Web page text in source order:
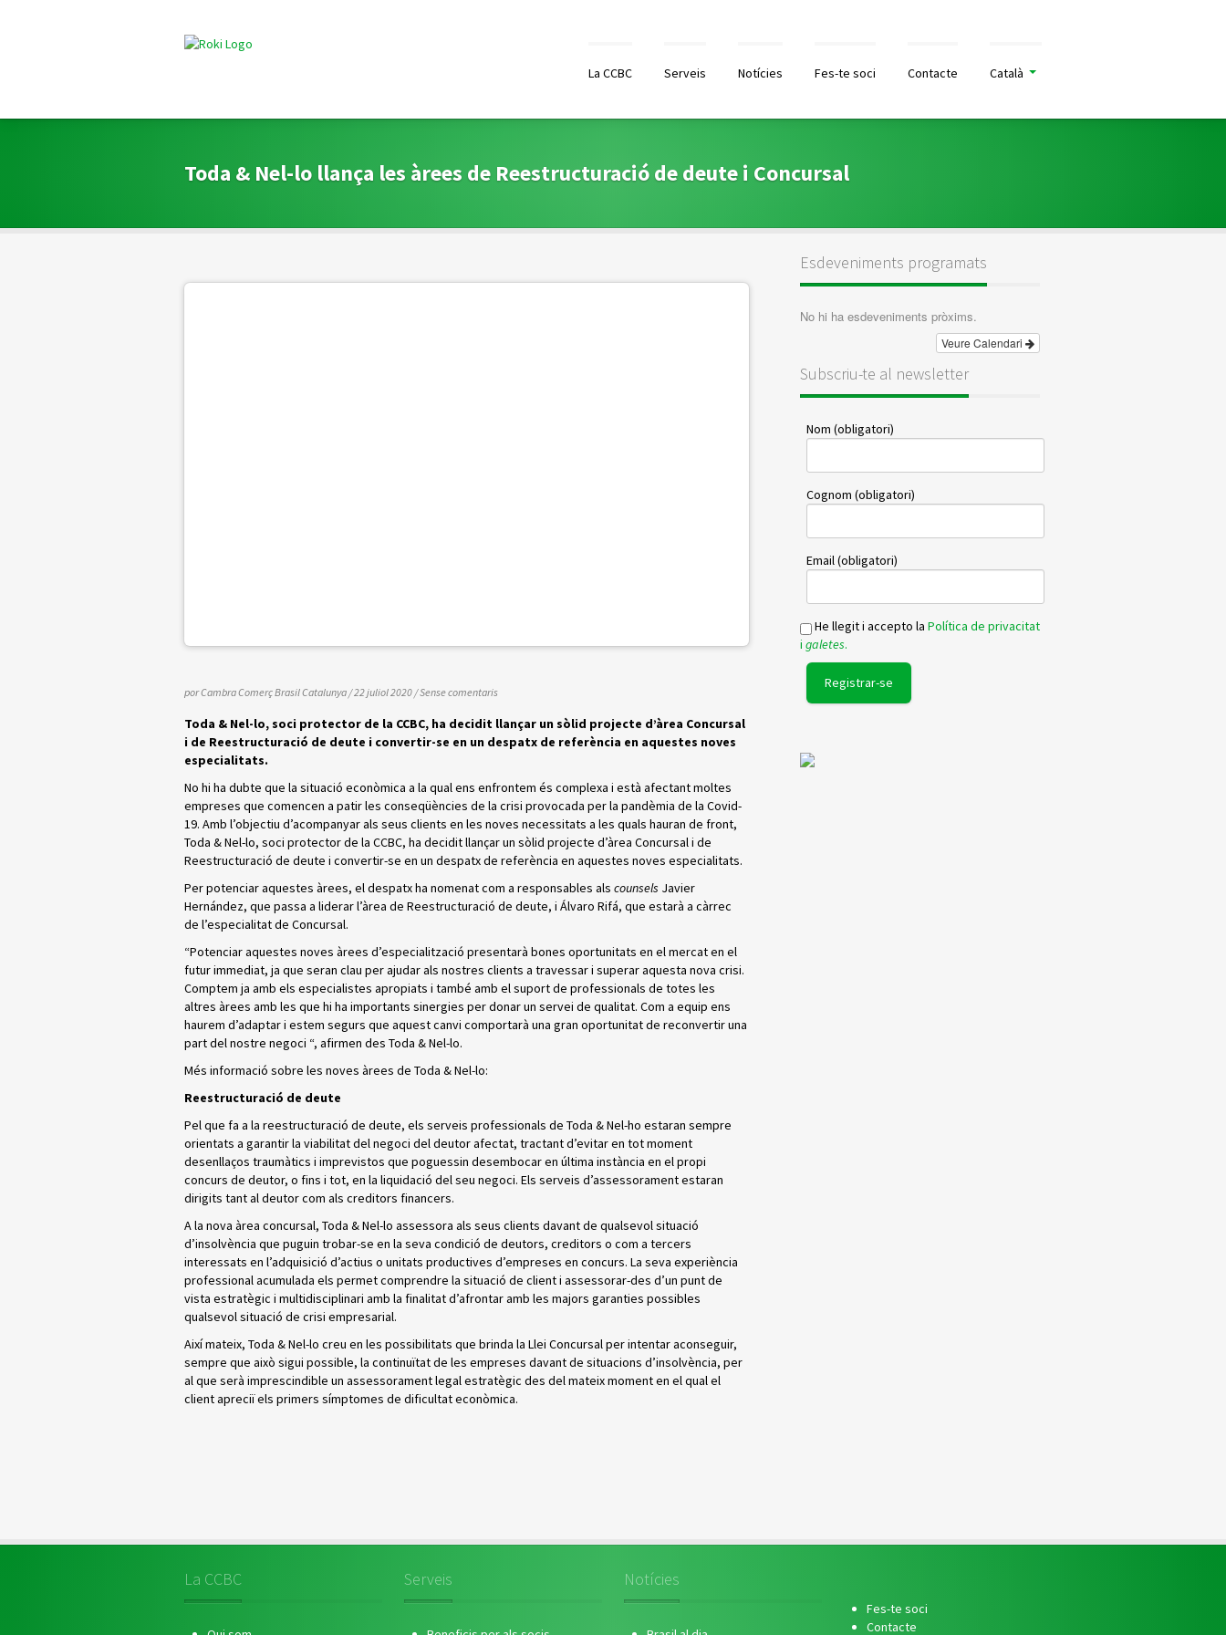
La CCBC Serveis Notícies Fes-te soci Contacte Català
Toda & Nel-lo llança les àrees de Reestructuració de deute i Concursal
por Cambra Comerç Brasil Catalunya/ 22 juliol 2020/Sense comentaris
Toda & Nel-lo, soci protector de la CCBC, ha decidit llançar un sòlid projecte d’àrea Concursal
i de Reestructuració de deute i convertir-se en un despatx de referència en aquestes noves
especialitats.
No hi ha dubte que la situació econòmica a la qual ens enfrontem és complexa i està afectant moltes
empreses que comencen a patir les conseqüències de la crisi provocada per la pandèmia de la Covid-
19. Amb l’objectiu d’acompanyar als seus clients en les noves necessitats a les quals hauran de front,
Toda & Nel-lo, soci protector de la CCBC, ha decidit llançar un sòlid projecte d’àrea Concursal i de
Reestructuració de deute i convertir-se en un despatx de referència en aquestes noves especialitats.
Per potenciar aquestes àrees, el despatx ha nomenat com a responsables als counsels Javier
Hernández, que passa a liderar l’àrea de Reestructuració de deute, i Álvaro Rifá, que estarà a càrrec
de l’especialitat de Concursal.
“Potenciar aquestes noves àrees d’especialització presentarà bones oportunitats en el mercat en el
futur immediat, ja que seran clau per ajudar als nostres clients a travessar i superar aquesta nova crisi.
Comptem ja amb els especialistes apropiats i també amb el suport de professionals de totes les
altres àrees amb les que hi ha importants sinergies per donar un servei de qualitat. Com a equip ens
haurem d’adaptar i estem segurs que aquest canvi comportarà una gran oportunitat de reconvertir una
part del nostre negoci “, afirmen des Toda & Nel-lo.
Més informació sobre les noves àrees de Toda & Nel-lo:
Reestructuració de deute
Pel que fa a la reestructuració de deute, els serveis professionals de Toda & Nel-ho estaran sempre
orientats a garantir la viabilitat del negoci del deutor afectat, tractant d’evitar en tot moment
desenllaços traumàtics i imprevistos que poguessin desembocar en última instància en el propi
concurs de deutor, o fins i tot, en la liquidació del seu negoci. Els serveis d’assessorament estaran
dirigits tant al deutor com als creditors financers.
A la nova àrea concursal, Toda & Nel-lo assessora als seus clients davant de qualsevol situació
d’insolvència que puguin trobar-se en la seva condició de deutors, creditors o com a tercers
interessats en l’adquisició d’actius o unitats productives d’empreses en concurs. La seva experiència
professional acumulada els permet comprendre la situació de client i assessorar-des d’un punt de
vista estratègic i multidisciplinari amb la finalitat d’afrontar amb les majors garanties possibles
qualsevol situació de crisi empresarial.
Així mateix, Toda & Nel-lo creu en les possibilitats que brinda la Llei Concursal per intentar aconseguir,
sempre que això sigui possible, la continuïtat de les empreses davant de situacions d’insolvència, per
al que serà imprescindible un assessorament legal estratègic des del mateix moment en el qual el
client apreciï els primers símptomes de dificultat econòmica.
Esdeveniments programats
No hi ha esdeveniments pròxims.
Veure Calendari
Subscriu-te al newsletter
Nom (obligatori)
Cognom (obligatori)
Email (obligatori)
He llegit i accepto laPolítica de privacitat
igaletes.
La CCBC Serveis Notícies
Fes-te soci
Contacte